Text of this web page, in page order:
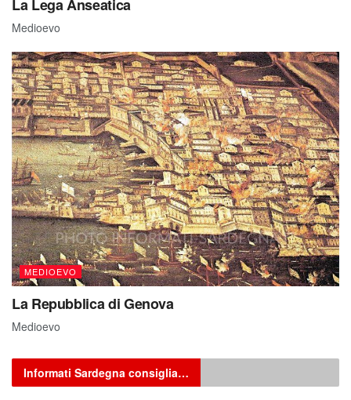
La Lega Anseatica
Medioevo
MEDIOEVO
La Repubblica di Genova
Medioevo
Informati Sardegna consiglia…